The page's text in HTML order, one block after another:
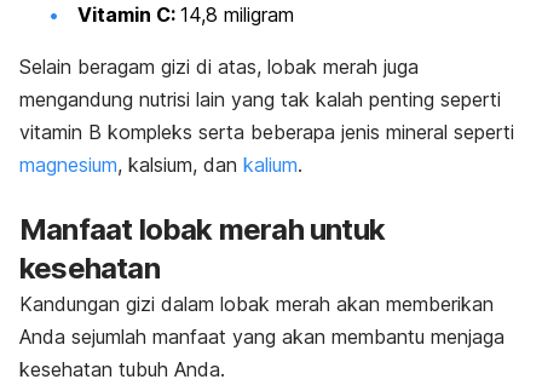
Vitamin C: 14,8 miligram
Selain beragam gizi di atas, lobak merah juga
mengandung nutrisi lain yang tak kalah penting seperti
vitamin B kompleks serta beberapa jenis mineral seperti
magnesium, kalsium, dan kalium.
Manfaat lobak merah untuk
kesehatan
Kandungan gizi dalam lobak merah akan memberikan
Anda sejumlah manfaat yang akan membantu menjaga
kesehatan tubuh Anda.